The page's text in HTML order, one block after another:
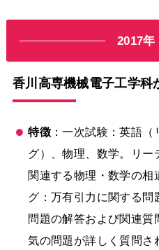
2017年
香川高専機械電子工学科
特徴：一次試験：英語（
グ）、物理、数学。リー
関連する物理・数学の相
グ：万有引力に関する問
問題の解答および関連質
気の問題が詳しく質問さ